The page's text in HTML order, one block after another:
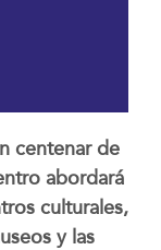
centenar de
abordará
culturales,
y las